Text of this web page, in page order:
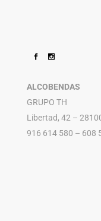
ALCOBENDAS
GRUPO TH
Libertad, 42 –
916 614 580 – 608